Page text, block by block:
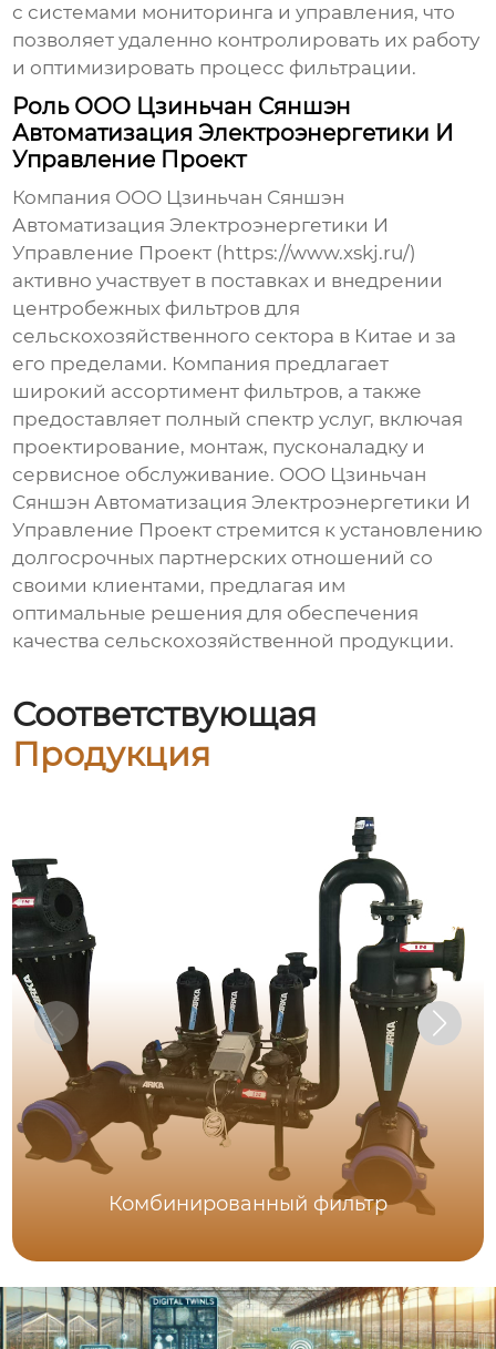
с системами мониторинга и управления, что
позволяет удаленно контролировать их работу
и оптимизировать процесс фильтрации.
Роль ООО Цзиньчан Сяншэн
Автоматизация Электроэнергетики И
Управление Проект
Компания ООО Цзиньчан Сяншэн
Автоматизация Электроэнергетики И
Управление Проект (https://www.xskj.ru/)
активно участвует в поставках и внедрении
центробежных фильтров для
сельскохозяйственного сектора в Китае и за
его пределами. Компания предлагает
широкий ассортимент фильтров, а также
предоставляет полный спектр услуг, включая
проектирование, монтаж, пусконаладку и
сервисное обслуживание. ООО Цзиньчан
Сяншэн Автоматизация Электроэнергетики И
Управление Проект стремится к установлению
долгосрочных партнерских отношений со
своими клиентами, предлагая им
оптимальные решения для обеспечения
качества сельскохозяйственной продукции.
Соответствующая
Продукция
Комбинированный фильтр